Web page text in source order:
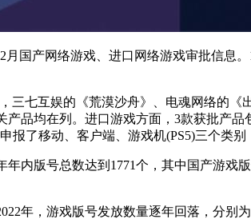
产网络游戏、进口网络游戏审批信息
七互娱的《荒漠沙舟》、电魂网络的《
品均在列。进口游戏方面，3款获批产
了移动、客户端、游戏机(PS5)三个类别
版号总数达到1771个，其中国产游戏
，游戏版号发放数量逐年回落，分别为